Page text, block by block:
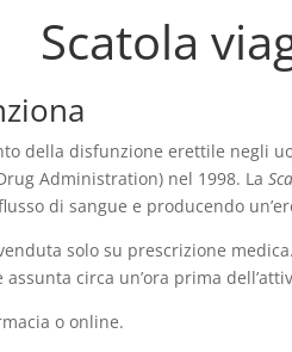
Scatola
della disfunzione erettile negli
Administration) nel 1998. La
di sangue e producendo
solo su prescrizione
circa un’ora prima
o online.